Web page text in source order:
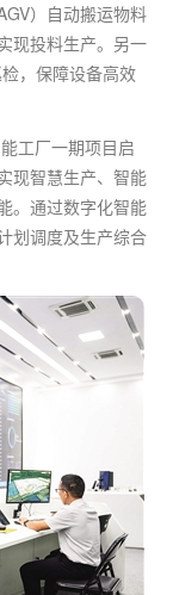
）自动搬运物料
现投料生产。另一
，保障设备高效
工厂一期项目启
现智慧生产、智能
。通过数字化智能
划调度及生产综合